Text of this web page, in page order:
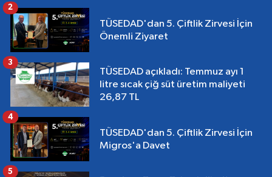
TÜSEDAD'dan 5. Çiftlik Zirvesi İçin
Önemli Ziyaret
2
TÜSEDAD açıkladı: Temmuz ayı 1
litre sıcak çiğ süt üretim maliyeti
26,87 TL
3
TÜSEDAD'dan 5. Çiftlik Zirvesi İçin
Migros'a Davet
4
5